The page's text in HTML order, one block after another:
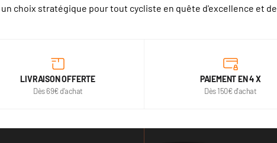
choix stratégique pour tout cycliste en quête d'excellence et
LIVRAISON OFFERTE
Dès 69€ d'achat
PAIEMENT EN 4 X
Dès 150€ d'achat